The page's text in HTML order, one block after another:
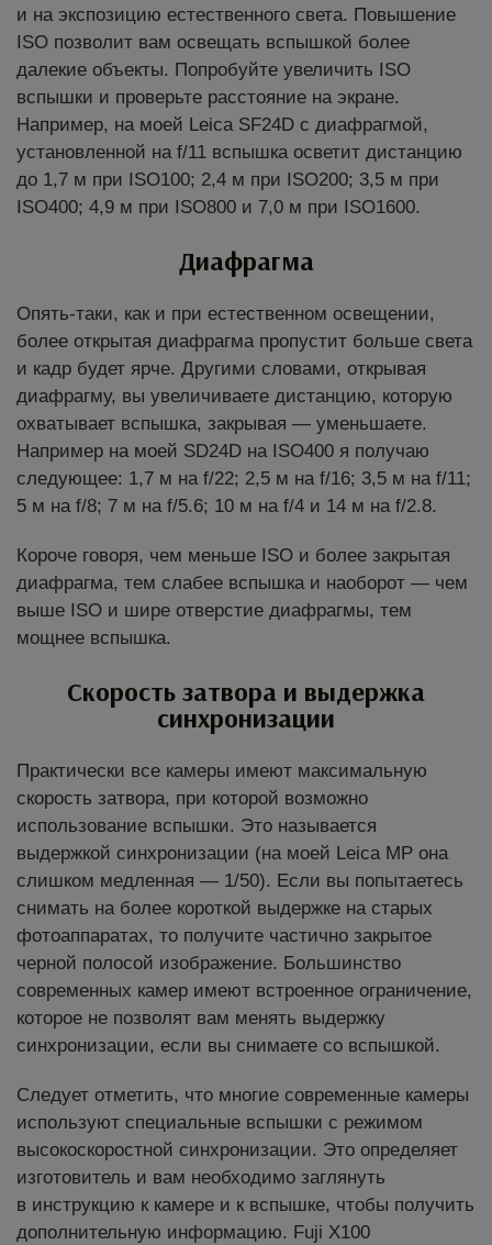
и на экспозицию естественного света. Повышение
ISO позволит вам освещать вспышкой более
далекие объекты. Попробуйте увеличить ISO
вспышки и проверьте расстояние на экране.
Например, на моей Leica SF24D с диафрагмой,
установленной на f/11 вспышка осветит дистанцию
до 1,7 м при ISO100; 2,4 м при ISO200; 3,5 м при
ISO400; 4,9 м при ISO800 и 7,0 м при ISO1600.
Диафрагма
Опять-таки, как и при естественном освещении,
более открытая диафрагма пропустит больше света
и кадр будет ярче. Другими словами, открывая
диафрагму, вы увеличиваете дистанцию, которую
охватывает вспышка, закрывая — уменьшаете.
Например на моей SD24D на ISO400 я получаю
следующее: 1,7 м на f/22; 2,5 м на f/16; 3,5 м на f/11;
5 м на f/8; 7 м на f/5.6; 10 м на f/4 и 14 м на f/2.8.
Короче говоря, чем меньше ISO и более закрытая
диафрагма, тем слабее вспышка и наоборот — чем
выше ISO и шире отверстие диафрагмы, тем
мощнее вспышка.
Скорость затвора и выдержка
синхронизации
Практически все камеры имеют максимальную
скорость затвора, при которой возможно
использование вспышки. Это называется
выдержкой синхронизации (на моей Leica MP она
слишком медленная — 1/50). Если вы попытаетесь
снимать на более короткой выдержке на старых
фотоаппаратах, то получите частично закрытое
черной полосой изображение. Большинство
современных камер имеют встроенное ограничение,
которое не позволят вам менять выдержку
синхронизации, если вы снимаете со вспышкой.
Следует отметить, что многие современные камеры
используют специальные вспышки с режимом
высокоскоростной синхронизации. Это определяет
изготовитель и вам необходимо заглянуть
в инструкцию к камере и к вспышке, чтобы получить
дополнительную информацию. Fuji X100